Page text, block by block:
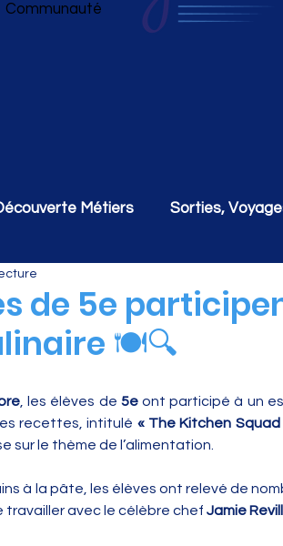
Communauté
Métiers Sorties,
de 5e
🍽️🔍
, les élèves de 5e ont participé à un
recettes, intitulé « The Kitchen Squad
sur le thème de l’alimentation.
à la pâte, les élèves ont relevé de
avec le célèbre chef Jamie